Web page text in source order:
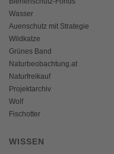
Wasser
Auenschutz mit Strategie
Wildkatze
Grünes Band
Naturbeobachtung.at
Naturfreikauf
Projektarchiv
Wolf
Fischotter
WISSEN